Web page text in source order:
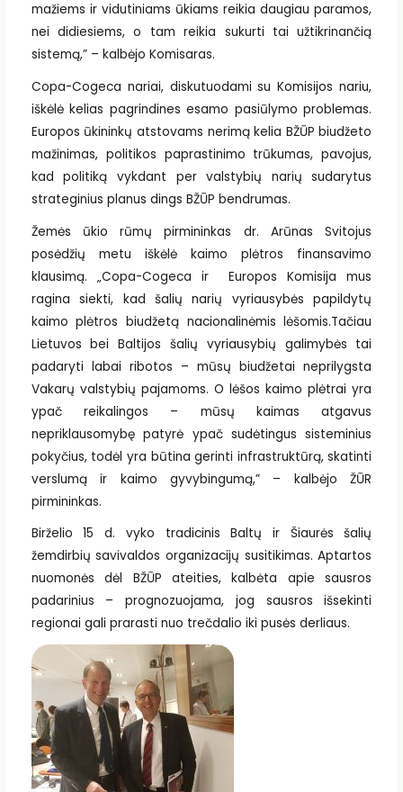
mažiems ir vidutiniams ūkiams reikia daugiau paramos,
nei didiesiems, o tam reikia sukurti tai užtikrinančią
sistemą,” – kalbėjo Komisaras.
Copa-Cogeca nariai, diskutuodami su Komisijos nariu,
iškėlė kelias pagrindines esamo pasiūlymo problemas.
Europos ūkininkų atstovams nerimą kelia BŽŪP biudžeto
mažinimas, politikos paprastinimo trūkumas, pavojus,
kad politiką vykdant per valstybių narių sudarytus
strateginius planus dings BŽŪP bendrumas.
Žemės ūkio rūmų pirmininkas dr. Arūnas Svitojus
posėdžių metu iškėlė kaimo plėtros finansavimo
klausimą. „Copa-Cogeca ir Europos Komisija mus
ragina siekti, kad šalių narių vyriausybės papildytų
kaimo plėtros biudžetą nacionalinėmis lėšomis.Tačiau
Lietuvos bei Baltijos šalių vyriausybių galimybės tai
padaryti labai ribotos – mūsų biudžetai neprilygsta
Vakarų valstybių pajamoms. O lėšos kaimo plėtrai yra
ypač reikalingos – mūsų kaimas atgavus
nepriklausomybę patyrė ypač sudėtingus sisteminius
pokyčius, todėl yra būtina gerinti infrastruktūrą, skatinti
verslumą ir kaimo gyvybingumą,” – kalbėjo ŽŪR
pirmininkas.
Birželio 15 d. vyko tradicinis Baltų ir Šiaurės šalių
žemdirbių savivaldos organizacijų susitikimas. Aptartos
nuomonės dėl BŽŪP ateities, kalbėta apie sausros
padarinius – prognozuojama, jog sausros išsekinti
regionai gali prarasti nuo trečdalio iki pusės derliaus.